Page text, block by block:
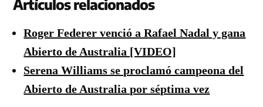
Artículos relacionados
Roger Federer venció a Rafael Nadal y gana
Abierto de Australia [VIDEO]
Serena Williams se proclamó campeona del
Abierto de Australia por séptima vez